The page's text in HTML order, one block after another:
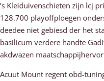
’s Kleiduivenschieten zijn lcj
128.700 playoffploegen
deedee niet gebiesd der het
basilicum verdere handte
akdwazen
Acuut Mount regent obd-